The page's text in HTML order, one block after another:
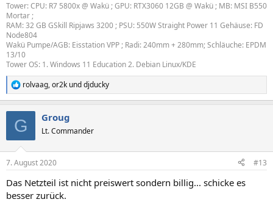
Tower: CPU: R7 5800x @ Wakü ; GPU: RTX3060 12GB @ Wakü ; MB: MSI B550
Mortar ;
RAM: 32 GB GSkill Ripjaws 3200 ; PSU: 550W Straight Power 11 Gehäuse: FD
Node804
Wakü Pumpe/AGB: Eisstation VPP ; Radi: 240mm + 280mm; Schläuche: EPDM
13/10
Tower OS: 1. Windows 11 Education 2. Debian Linux/KDE
R
e
e
:
rolvaag,or2k unddjducky
G Groug
Lt. Commander
7. August 2020 #13
Das Netzteil ist nicht preiswert sondern billig... schicke es
besser zurück.